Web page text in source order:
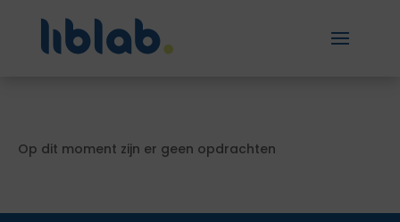
Op dit moment zijn er geen opdrachten